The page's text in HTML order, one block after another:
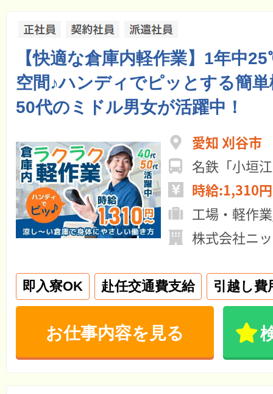
【快適な倉庫内軽作業】1年中
空間♪ハンディでピッとする簡
50代のミドル男女が活躍中！
愛知 刈谷市
名鉄「小垣
時給:1,310
工場・軽作
株式会社ニ
即入寮OK 赴任交通費支給 引越し費
お仕事内容を見る